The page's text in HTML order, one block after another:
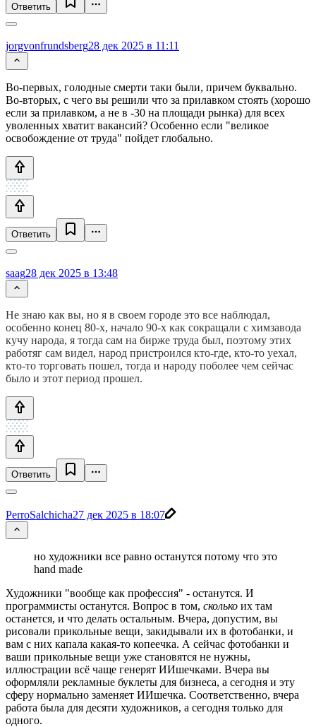
Ответить
jorgvonfrundsberg28 дек 2025 в 11:11
Во-первых, голодные смерти таки были, причем буквально.
Во-вторых, с чего вы решили что за прилавком стоять (хорошо
если за прилавком, а не в -30 на площади рынка) для всех
уволенных хватит вакансий? Особенно если "великое
освобождение от труда" пойдет глобально.
Ответить
saag28 дек 2025 в 13:48
Не знаю как вы, но я в своем городе это все наблюдал,
особенно конец 80-х, начало 90-х как сокращали с химзавода
кучу народа, я тогда сам на бирже труда был, поэтому этих
работяг сам видел, народ пристроился кто-где, кто-то уехал,
кто-то торговать пошел, тогда и народу поболее чем сейчас
было и этот период прошел.
Ответить
PerroSalchicha27 дек 2025 в 18:07
но художники все равно останутся потому что это
hand made
Художники "вообще как профессия" - останутся. И
программисты останутся. Вопрос в том, сколько их там
останется, и что делать остальным. Вчера, допустим, вы
рисовали прикольные вещи, закидывали их в фотобанки, и
вам с них капала какая-то копеечка. А сейчас фотобанки и
ваши прикольные вещи уже становятся не нужны,
иллюстрации всё чаще генерят ИИшечками. Вчера вы
оформляли рекламные буклеты для бизнеса, а сегодня и эту
сферу нормально заменяет ИИшечка. Соответственно, вчера
работа была для десяти художников, а сегодня только для
одного.